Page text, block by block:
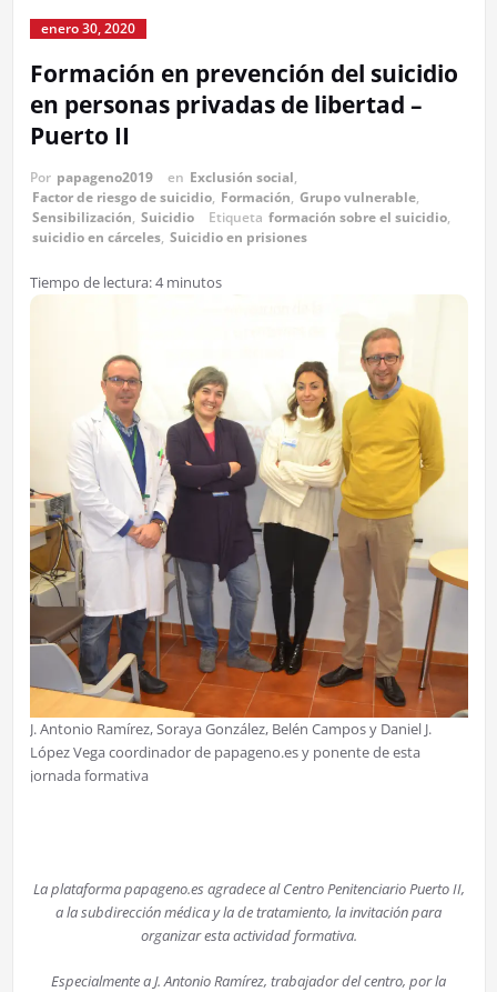
enero 30, 2020
Formación en prevención del suicidio
en personas privadas de libertad –
Puerto II
Por papageno2019 en Exclusión social,
Factor de riesgo de suicidio, Formación, Grupo vulnerable,
Sensibilización, Suicidio Etiqueta formación sobre el suicidio,
suicidio en cárceles, Suicidio en prisiones
Tiempo de lectura:4 minutos
J. Antonio Ramírez, Soraya González, Belén Campos y Daniel J.
López Vega coordinador de papageno.es y ponente de esta
jornada formativa
La plataforma papageno.es agradece al Centro Penitenciario Puerto II,
a la subdirección médica y la de tratamiento, la invitación para
organizar esta actividad formativa.
Especialmente a J. Antonio Ramírez, trabajador del centro, por la